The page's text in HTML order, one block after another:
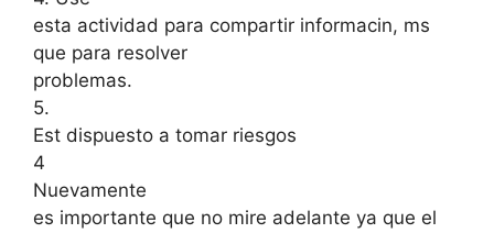
esta actividad para compartir informacin, ms
que para resolver
problemas.
5.
Est dispuesto a tomar riesgos
4
Nuevamente
es importante que no mire adelante ya que el